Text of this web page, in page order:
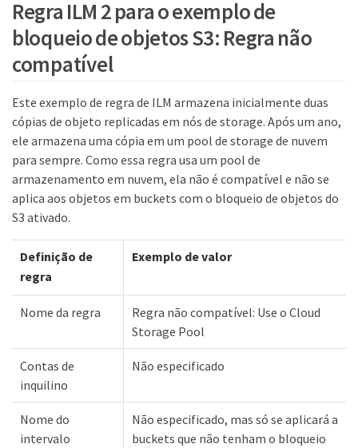
Regra ILM 2 para o exemplo de
bloqueio de objetos S3: Regra não
compatível
Este exemplo de regra de ILM armazena inicialmente duas
cópias de objeto replicadas em nós de storage. Após um ano,
ele armazena uma cópia em um pool de storage de nuvem
para sempre. Como essa regra usa um pool de
armazenamento em nuvem, ela não é compatível e não se
aplica aos objetos em buckets com o bloqueio de objetos do
S3 ativado.
Definição de
regra
Exemplo de valor
Nome da regra
Regra não compatível: Use o Cloud
Storage Pool
Contas de
inquilino
Não especificado
Nome do
intervalo
Não especificado, mas só se aplicará a
buckets que não tenham o bloqueio